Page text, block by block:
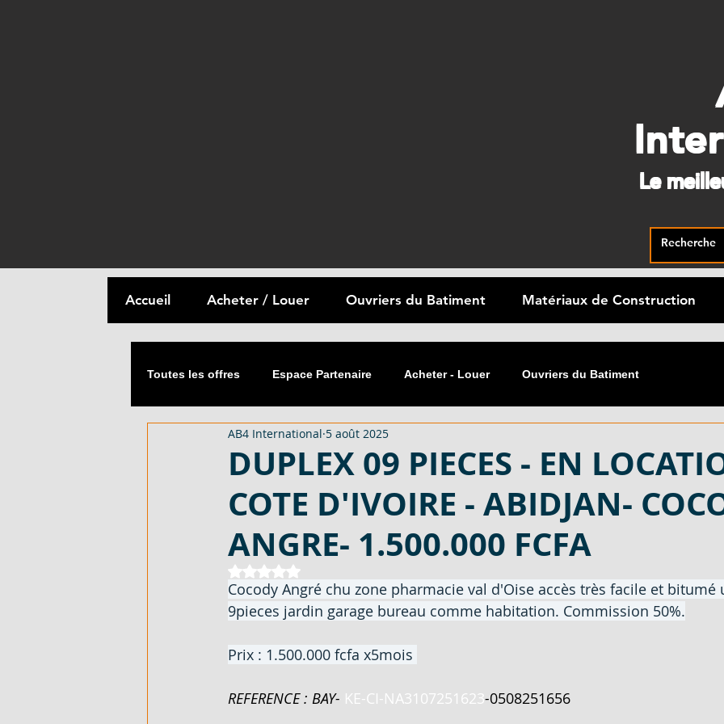
Le
Accueil Acheter / Louer Ouvriers du Batiment Matériaux de Construction
Toutes les offres Espace Partenaire Acheter - Louer Ouvriers du Batiment
Matériaux de Construction Réservation Meublée
2054 M² AVEC CPF - EN VENTE - COTE 599 M², 601 M² - EN VENTE - COTE D'
DUPLEX 06 PIECES AVEC ACD - EN VENT
LOTISSEMENT À AKOURÉ 200 HECTARES - SERRURE PLACARD 1 ET 2 COUPS - EN V
DUPLEX 09 PIECES - EN
COTE D'IVOIRE - ABIDJAN-
ANGRE- 1.500.000 FCFA
AB4 International 5 août 2025
Noté NaN étoiles sur 5.
Cocody Angré chu zone pharmacie val d'Oise accès très facile et
9pieces jardin garage bureau comme habitation. Commission 50%.
Prix : 1.500.000 fcfa x5mois
REFERENCE : BAY- KE-CI-NA3107251623-0508251656